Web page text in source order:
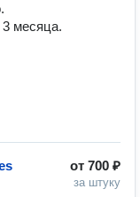
месяца.
от 700 ₽
за штуку